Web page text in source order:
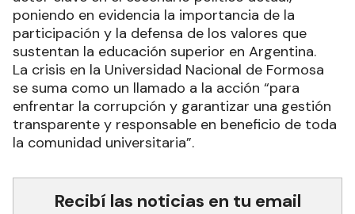
poniendo en evidencia la importancia de la
participación y la defensa de los valores que
sustentan la educación superior en Argentina.
La crisis en la Universidad Nacional de Formosa
se suma como un llamado a la acción “para
enfrentar la corrupción y garantizar una gestión
transparente y responsable en beneficio de toda
la comunidad universitaria”.
Recibí las noticias en tu email